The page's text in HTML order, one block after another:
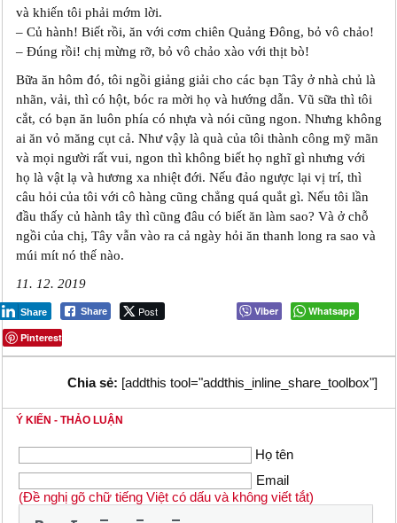
và khiến tôi phải mớm lời.
– Củ hành! Biết rồi, ăn với cơm chiên Quảng Đông, bỏ vô chảo!
– Đúng rồi! chị mừng rỡ, bỏ vô chảo xào với thịt bò!
Bữa ăn hôm đó, tôi ngồi giảng giải cho các bạn Tây ở nhà chủ là
nhãn, vải, thì có hột, bóc ra mời họ và hướng dẫn. Vũ sữa thì tôi
cắt, có bạn ăn luôn phía có nhựa và nói cũng ngon. Nhưng không
ai ăn vỏ măng cụt cả. Như vậy là quà của tôi thành công mỹ mãn
và mọi người rất vui, ngon thì không biết họ nghĩ gì nhưng với
họ là vật lạ và hương xa nhiệt đới. Nếu đảo ngược lại vị trí, thì
câu hỏi của tôi với cô hàng cũng chẳng quá quắt gì. Nếu tôi lần
đầu thấy củ hành tây thì cũng đâu có biết ăn làm sao? Và ở chỗ
ngồi của chị, Tây vẫn vào ra cả ngày hỏi ăn thanh long ra sao và
múi mít nó thế nào.
11. 12. 2019
Share Post
Share Viber
Whatsapp
Pinterest
Chia sẻ: [addthis tool="addthis_inline_share_toolbox"]
Ý KIẾN - THẢO LUẬN
Họ tên
Email
(Đề nghị gõ chữ tiếng Việt có dấu và không viết tắt)